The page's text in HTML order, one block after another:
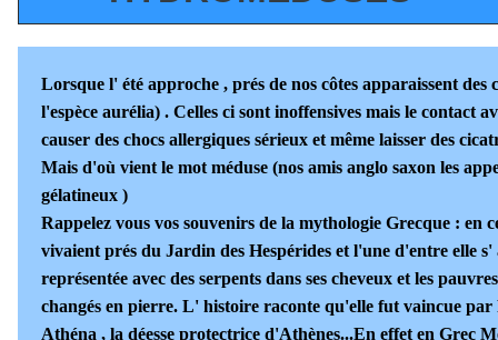
Lorsque l' été approche , prés de nos côtes apparaissent des
l'espèce aurélia) . Celles ci sont inoffensives mais le contact
causer des chocs allergiques sérieux et même laisser des
Mais d'où vient le mot méduse (nos amis anglo saxon les
gélatineux )
Rappelez vous vos souvenirs de la mythologie Grecque : en
vivaient prés du Jardin des Hespérides et l'une d'entre elle
représentée avec des serpents dans ses cheveux et les
changés en pierre. L' histoire raconte qu'elle fut vaincue par
Athéna , la déesse protectrice d'Athènes...En effet en Grec